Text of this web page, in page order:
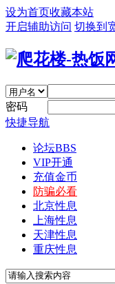
设为首页收藏本站
开启辅助访问 切换到
密码
快捷导航
论坛BBS
VIP开通
充值金币
防骗必看
北京性息
上海性息
天津性息
重庆性息